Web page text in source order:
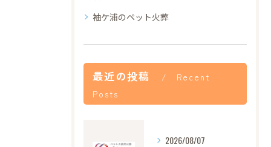
袖ケ浦のペット火葬
最近の投稿
Recent
Posts
2026/08/07